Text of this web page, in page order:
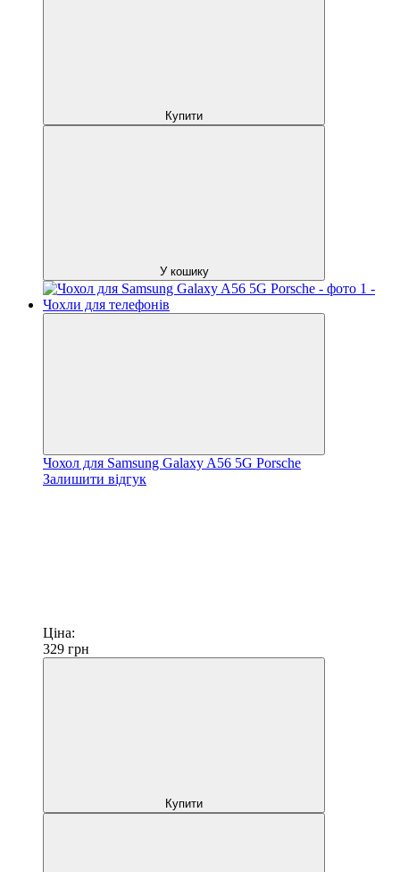
Купити
У кошику
Чохол для Samsung Galaxy A56 5G Porsche
Залишити відгук
Ціна:
329 грн
Купити